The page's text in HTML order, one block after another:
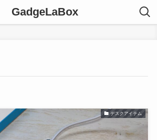
GadgeLaBox
デスクアイテム